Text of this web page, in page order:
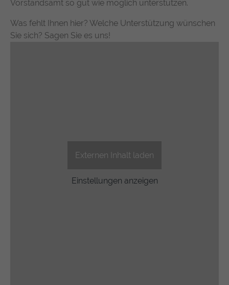
Vorstandsamt so gut wie möglich unterstützen.
Was fehlt Ihnen hier? Welche Unterstützung wünschen
Sie sich? Sagen Sie es uns!
Externen Inhalt laden
Einstellungen anzeigen